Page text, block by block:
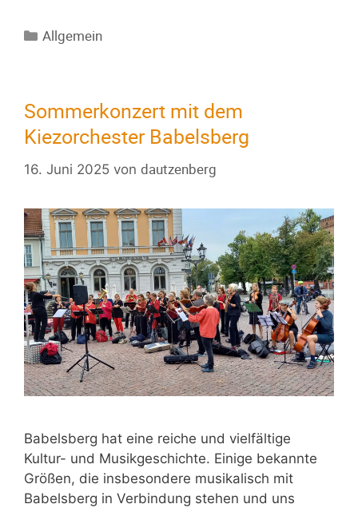
Allgemein
Sommerkonzert mit dem
Kiezorchester Babelsberg
16. Juni 2025 von dautzenberg
Babelsberg hat eine reiche und vielfältige
Kultur- und Musikgeschichte. Einige bekannte
Größen, die insbesondere musikalisch mit
Babelsberg in Verbindung stehen und uns